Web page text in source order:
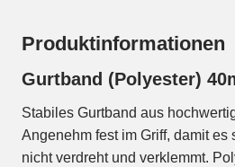
Produktinformationen
Gurtband (Polyester)
Stabiles Gurtband aus
Angenehm fest im Griff, damit
nicht verdreht und verklemmt.